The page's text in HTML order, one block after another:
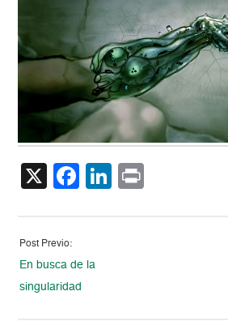
X Facebook
LinkedIn
Post Previo:
En busca de la
singularidad